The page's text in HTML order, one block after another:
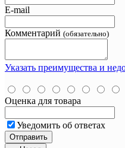
E-mail
Комментарий (обязательно)
Указать преимущества и
Оценка для товара
Уведомить об ответах